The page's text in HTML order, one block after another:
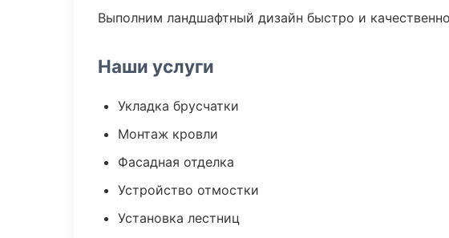
Выполним ландшафтный дизайн быстро и
Наши услуги
Укладка брусчатки
Монтаж кровли
Фасадная отделка
Устройство отмостки
Установка лестниц